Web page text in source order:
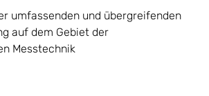
umfassenden und übergreifenden
auf dem Gebiet der
Messtechnik